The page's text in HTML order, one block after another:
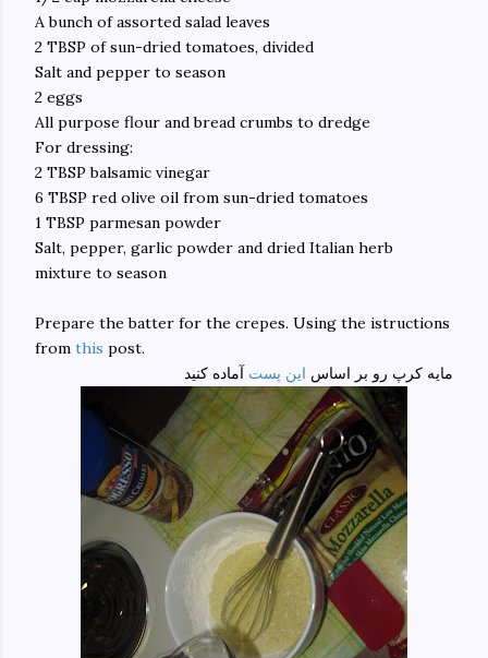
A bunch of assorted salad leaves
2 TBSP of sun-dried tomatoes, divided
Salt and pepper to season
2 eggs
All purpose flour and bread crumbs to dredge
For dressing:
2 TBSP balsamic vinegar
6 TBSP red olive oil from sun-dried tomatoes
1 TBSP parmesan powder
Salt, pepper, garlic powder and dried Italian herb
mixture to season
Prepare the batter for the crepes. Using the istructions
from this post.
مایه کرپ رو بر اساس این پست آماده کنید